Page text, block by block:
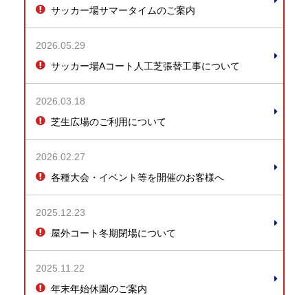
サッカー場サマータイムのご案内
2026.05.29
サッカー場Aコート人工芝張替工事について
2026.03.18
芝生広場のご利用について
2026.02.27
各種大会・イベント等を開催のお客様へ
2025.12.23
屋外コート冬期閉場について
2025.11.22
年末年始休園のご案内